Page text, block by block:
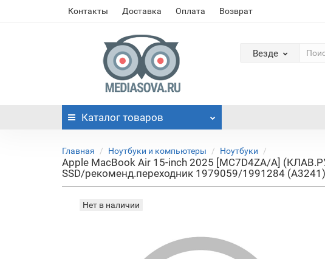
Контакты Доставка Оплата Возврат
Везде
Каталог товаров
Главная Ноутбуки и компьютеры Ноутбуки
Apple MacBook Air 15-inch 2025 [MC7D4ZA/A]
SSD/рекоменд.переходник 1979059/1991284 (A3241)
Нет в наличии